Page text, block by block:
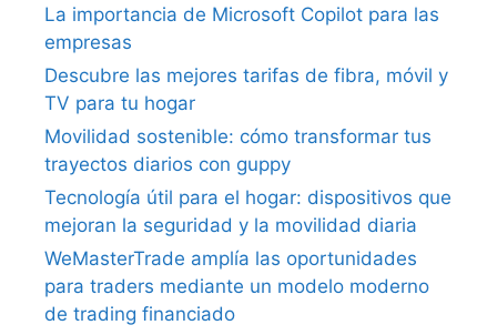
La importancia de Microsoft Copilot para las
empresas
Descubre las mejores tarifas de fibra, móvil y
TV para tu hogar
Movilidad sostenible: cómo transformar tus
trayectos diarios con guppy
Tecnología útil para el hogar: dispositivos que
mejoran la seguridad y la movilidad diaria
WeMasterTrade amplía las oportunidades
para traders mediante un modelo moderno
de trading financiado